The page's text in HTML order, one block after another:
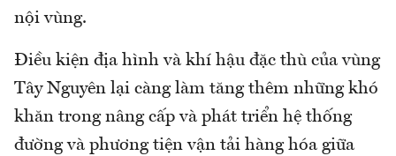
nội vùng.
Điều kiện địa hình và khí hậu đặc thù của vùng
Tây Nguyên lại càng làm tăng thêm những khó
khăn trong nâng cấp và phát triển hệ thống
đường và phương tiện vận tải hàng hóa giữa